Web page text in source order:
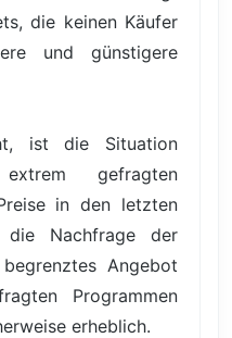
die keinen Käufer
und günstigere
ist die Situation
gefragten
in den letzten
die Nachfrage der
Angebot
Programmen
erheblich.